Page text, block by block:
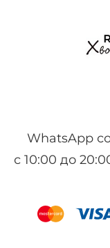
WhatsApp
с 10:00 до